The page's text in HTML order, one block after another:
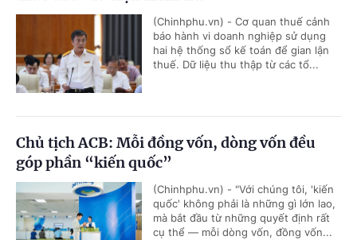
(Chinhphu.vn) - Cơ quan thuế cảnh
báo hành vi doanh nghiệp sử dụng
hai hệ thống sổ kế toán để gian lận
thuế. Dữ liệu thu thập từ các tổ...
Chủ tịch ACB: Mỗi đồng vốn, dòng vốn đều
góp phần “kiến quốc”
(Chinhphu.vn) - "Với chúng tôi, 'kiến
quốc' không phải là những gì lớn lao,
mà bắt đầu từ những quyết định rất
cụ thể — mỗi dòng vốn, đồng vốn...